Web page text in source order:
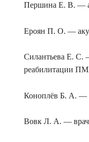
Першина Е. В. —
Ероян П. О. —
Силантьева Е. С.
реабилитации
Коноплёв Б. А. —
Вовк Л. А. —